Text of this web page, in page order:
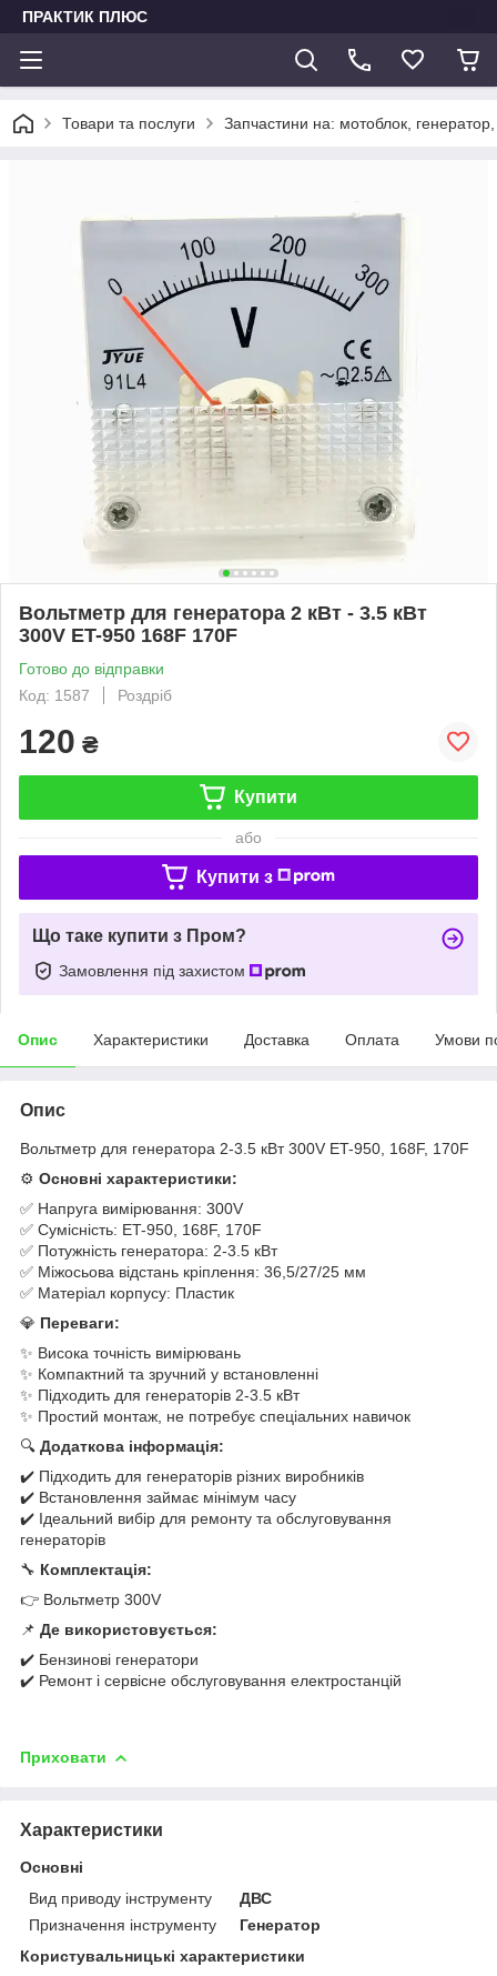
ПРАКТИК ПЛЮС
Товари та послуги Запчастини на: мотоблок,
Вольтметр для генератора 2 кВт - 3.5 кВт
300V ET-950 168F 170F
Готово до відправки
Код: 1587
Роздріб
120 ₴
Купити
або
Купити з
Що таке купити з Пром?
Замовлення під захистом
Опис Характеристики Доставка Оплата Умови
Опис
Вольтметр для генератора 2-3.5 кВт 300V ET-950, 168F, 170F
⚙️ Основні характеристики:
✅ Напруга вимірювання: 300V
✅ Сумісність: ET-950, 168F, 170F
✅ Потужність генератора: 2-3.5 кВт
✅ Міжосьова відстань кріплення: 36,5/27/25 мм
✅ Матеріал корпусу: Пластик
💎 Переваги:
✨ Висока точність вимірювань
✨ Компактний та зручний у встановленні
✨ Підходить для генераторів 2-3.5 кВт
✨ Простий монтаж, не потребує спеціальних навичок
🔍 Додаткова інформація:
✔️ Підходить для генераторів різних виробників
✔️ Встановлення займає мінімум часу
✔️ Ідеальний вибір для ремонту та обслуговування
генераторів
🔧 Комплектація:
👉 Вольтметр 300V
📌 Де використовується:
✔️ Бензинові генератори
✔️ Ремонт і сервісне обслуговування електростанцій
Приховати
Характеристики
Основні
Вид приводу інструменту
ДВС
Призначення інструменту
Генератор
Користувальницькі характеристики